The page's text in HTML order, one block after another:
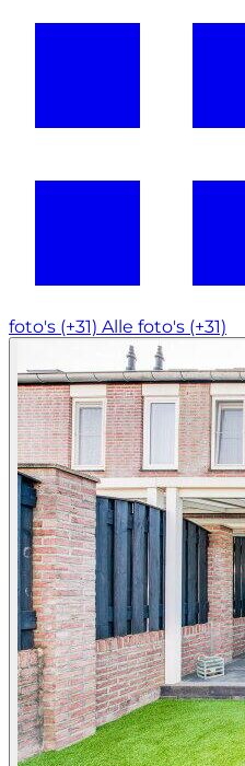
foto's (+31) Alle foto's (+31)